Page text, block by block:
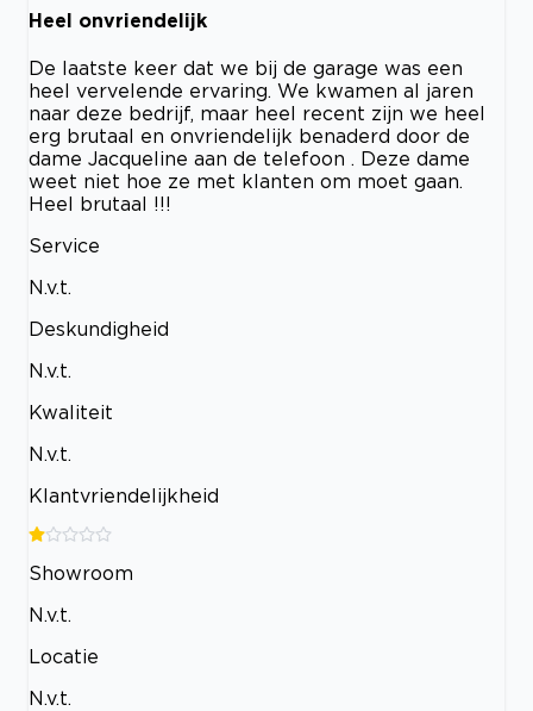
Heel onvriendelijk
De laatste keer dat we bij de garage was een
heel vervelende ervaring. We kwamen al jaren
naar deze bedrijf, maar heel recent zijn we heel
erg brutaal en onvriendelijk benaderd door de
dame Jacqueline aan de telefoon . Deze dame
weet niet hoe ze met klanten om moet gaan.
Heel brutaal !!!
Service
N.v.t.
Deskundigheid
N.v.t.
Kwaliteit
N.v.t.
Klantvriendelijkheid
Showroom
N.v.t.
Locatie
N.v.t.